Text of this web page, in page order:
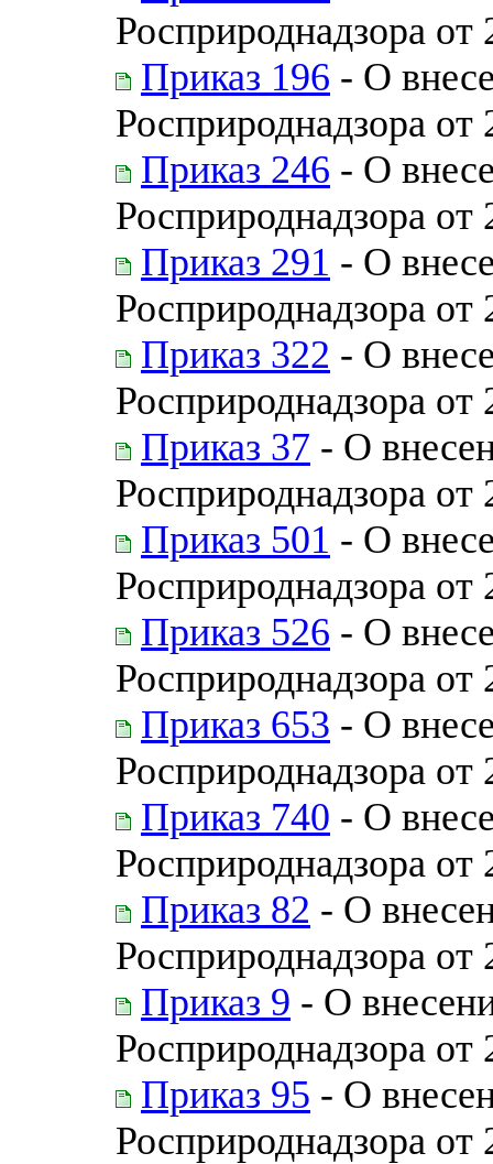
Росприроднадзора
Приказ 196 - О
Росприроднадзора
Приказ 246 - О
Росприроднадзора
Приказ 291 - О
Росприроднадзора
Приказ 322 - О
Росприроднадзора
Приказ 37 - О
Росприроднадзора
Приказ 501 - О
Росприроднадзора
Приказ 526 - О
Росприроднадзора
Приказ 653 - О
Росприроднадзора
Приказ 740 - О
Росприроднадзора
Приказ 82 - О
Росприроднадзора
Приказ 9 - О
Росприроднадзора
Приказ 95 - О
Росприроднадзора